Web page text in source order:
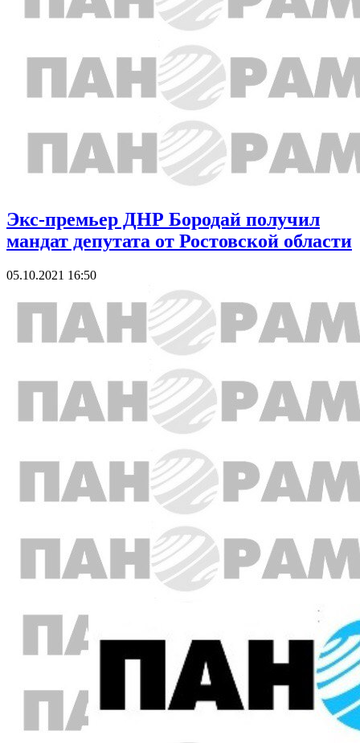
Экс-премьер ДНР Бородай получил
мандат депутата от Ростовской области
05.10.2021 16:50